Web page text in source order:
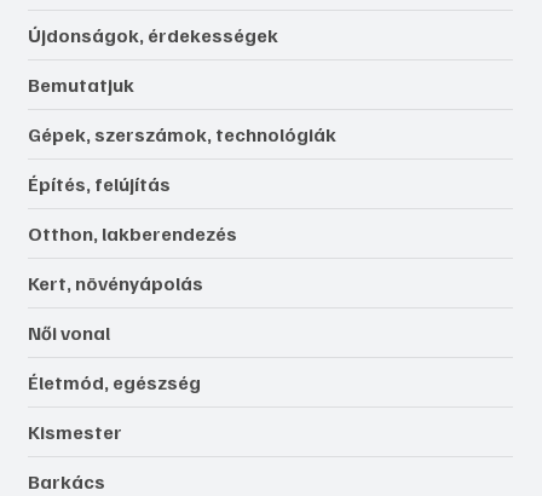
Újdonságok, érdekességek
Bemutatjuk
Gépek, szerszámok, technológiák
Építés, felújítás
Otthon, lakberendezés
Kert, növényápolás
Női vonal
Életmód, egészség
Kismester
Barkács